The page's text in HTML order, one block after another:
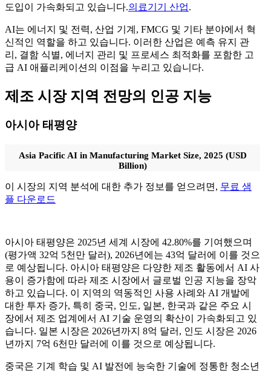
도입이 가속화되고 있습니다.의료기기 산업.
AI는 에너지 및 전력, 산업 기계, FMCG 및 기타 분야에서 혁
신적인 역할을 하고 있습니다. 이러한 산업은 예측 유지 관
리, 결함 식별, 에너지 관리 및 프로세스 최적화를 포함한 고
급 AI 애플리케이션의 이점을 누리고 있습니다.
제조 시장 지역 전망의 인공 지능
아시아 태평양
Asia Pacific AI in Manufacturing Market Size, 2025 (USD
Billion)
이 시장의 지역 분석에 대한 추가 정보를 얻으려면, 무료 샘
플 다운로드
아시아 태평양은 2025년 세계 시장에 42.80%를 기여했으며
(평가액 32억 5천만 달러), 2026년에는 43억 달러에 이를 것으
로 예상됩니다. 아시아 태평양은 다양한 제조 활동에서 AI 사
용이 증가함에 따라 제조 시장에서 글로벌 인공 지능을 장악
하고 있습니다. 이 지역의 역동적인 사용 사례와 AI 개발에
대한 투자 증가, 특히 중국, 인도, 일본, 한국과 같은 주요 시
장에서 제조 업계에서 AI 기술 운영의 확산이 가속화되고 있
습니다. 일본 시장은 2026년까지 8억 달러, 인도 시장은 2026
년까지 7억 6천만 달러에 이를 것으로 예상됩니다.
중국은 기계 학습 및 AI 발전에 능숙한 기술에 정통한 청소년